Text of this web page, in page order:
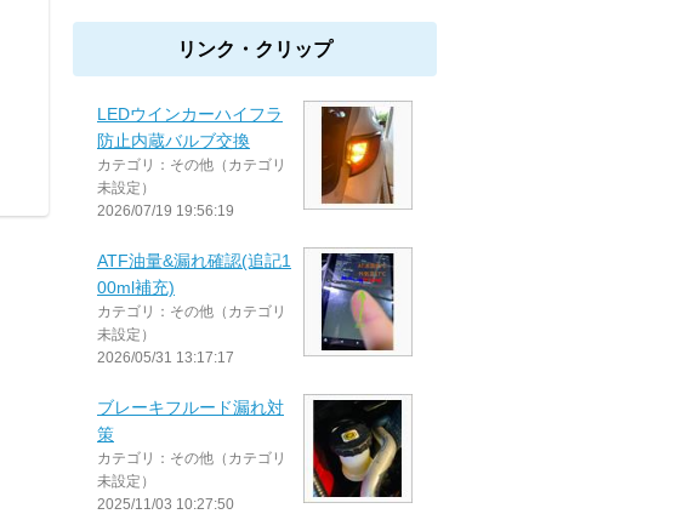
リンク・クリップ
LEDウインカーハイフラ
防止内蔵バルブ交換
カテゴリ：その他（カテゴリ
未設定）
2026/07/19 19:56:19
ATF油量&漏れ確認(追記1
00ml補充)
カテゴリ：その他（カテゴリ
未設定）
2026/05/31 13:17:17
ブレーキフルード漏れ対
策
カテゴリ：その他（カテゴリ
未設定）
2025/11/03 10:27:50